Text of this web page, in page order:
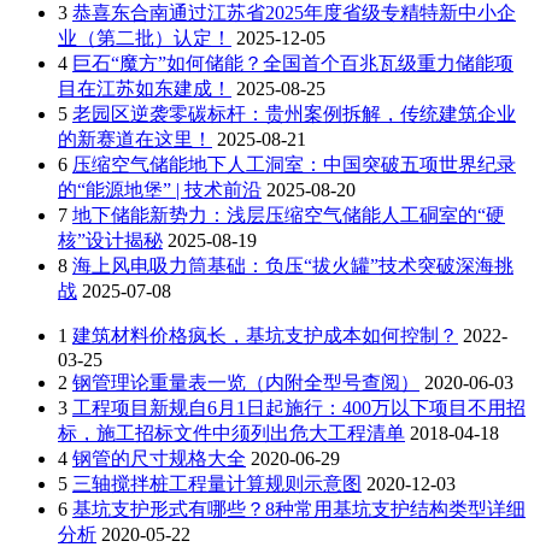
3 恭喜东合南通过江苏省2025年度省级专精特新中小企
业（第二批）认定！
2025-12-05
4 巨石“魔方”如何储能？全国首个百兆瓦级重力储能项
目在江苏如东建成！
2025-08-25
5 老园区逆袭零碳标杆：贵州案例拆解，传统建筑企业
的新赛道在这里！
2025-08-21
6 压缩空气储能地下人工洞室：中国突破五项世界纪录
的“能源地堡” | 技术前沿 2025-08-20
7 地下储能新势力：浅层压缩空气储能人工硐室的“硬
核”设计揭秘 2025-08-19
8 海上风电吸力筒基础：负压“拔火罐”技术突破深海挑
战 2025-07-08
1 建筑材料价格疯长，基坑支护成本如何控制？ 2022-
03-25
2 钢管理论重量表一览（内附全型号查阅）
2020-06-03
3 工程项目新规自6月1日起施行：400万以下项目不用招
标，施工招标文件中须列出危大工程清单 2018-04-18
4 钢管的尺寸规格大全 2020-06-29
5 三轴搅拌桩工程量计算规则示意图 2020-12-03
6 基坑支护形式有哪些？8种常用基坑支护结构类型详细
分析 2020-05-22